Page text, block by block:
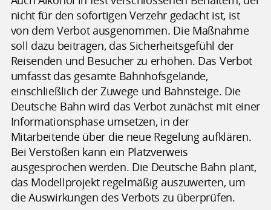
nicht für den sofortigen Verzehr gedacht ist, ist
von dem Verbot ausgenommen. Die Maßnahme
soll dazu beitragen, das Sicherheitsgefühl der
Reisenden und Besucher zu erhöhen. Das Verbot
umfasst das gesamte Bahnhofsgelände,
einschließlich der Zuwege und Bahnsteige. Die
Deutsche Bahn wird das Verbot zunächst mit einer
Informationsphase umsetzen, in der
Mitarbeitende über die neue Regelung aufklären.
Bei Verstößen kann ein Platzverweis
ausgesprochen werden. Die Deutsche Bahn plant,
das Modellprojekt regelmäßig auszuwerten, um
die Auswirkungen des Verbots zu überprüfen.